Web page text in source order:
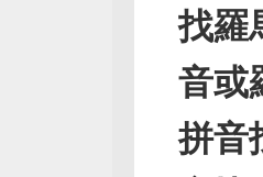
找羅
音或
拼音